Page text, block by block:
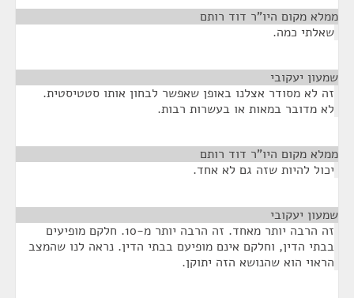
ממלא מקום היו"ר דוד רותם
שאלתי כמה.
שמעון יעקובי
זה לא מסודר אצלנו באופן שאפשר לבחון אותו סטטיסטית.
לא מדובר במאות או בעשרות רבות.
ממלא מקום היו"ר דוד רותם
יכול להיות שזה גם לא אחד.
שמעון יעקובי
זה הרבה יותר מאחד. זה הרבה יותר מ-10. חלקם מופיעים
בבתי הדין, וחלקם אינם מופיעם בבתי הדין. נראה לנו שהמצב
הראוי הוא שהנושא הזה יתוקן.